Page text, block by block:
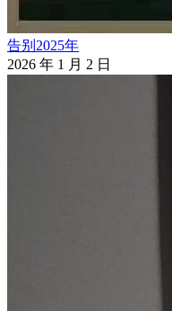
告别2025年
2026 年 1 月 2 日